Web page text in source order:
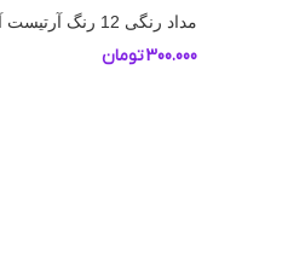
مداد رنگی 12 رنگ آرتیست آریا
300.000تومان